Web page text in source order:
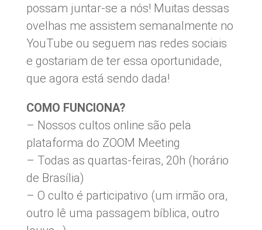
possam juntar-se a nós! Muitas dessas
ovelhas me assistem semanalmente no
YouTube ou seguem nas redes sociais
e gostariam de ter essa oportunidade,
que agora está sendo dada!
COMO FUNCIONA?
– Nossos cultos online são pela
plataforma do ZOOM Meeting
– Todas as quartas-feiras, 20h (horário
de Brasília)
– O culto é participativo (um irmão ora,
outro lê uma passagem bíblica, outro